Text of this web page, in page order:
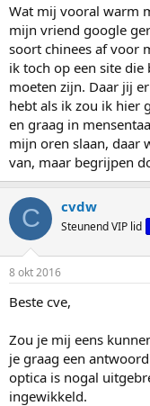
Wat mij vooral warm
mijn vriend google
soort chinees af voor
ik toch op een site
moeten zijn. Daar jij
hebt als ik zou ik hier
en graag in
mijn oren slaan, daar
van, maar begrijpen
C cvdw
Steunend VIP lid
8 okt 2016
Beste cve,
Zou je mij eens
je graag een
optica is nogal
ingewikkeld.